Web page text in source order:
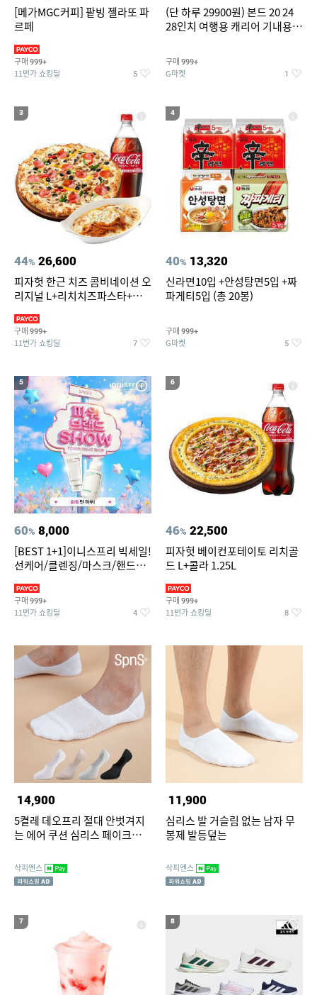
[메가MGC커피] 팥빙 젤라또 파
르페
구매 999+
11번가 쇼킹딜 5
(단 하루 29900원) 본드 20 24
28인치 여행용 캐리어 기내용
(20%쿠폰)
구매 999+
G마켓 1
3
44% 26,600
피자헛 한근 치즈 콤비네이션 오
리지널 L+리치치즈파스타+콜
구매 999+
11번가 쇼킹딜 7
4
40% 13,320
신라면10입 +안성탕면5입 +짜
파게티5입 (총 20봉)
구매 999+
G마켓 5
5
60% 8,000
[BEST 1+1]이니스프리 빅세일!
선케어/클렌징/마스크/핸드크
구매 999+
11번가 쇼킹딜 4
6
46% 22,500
피자헛 베이컨포테이토 리치골
드 L+콜라 1.25L
구매 999+
11번가 쇼킹딜 8
14,900
5켤레 데오프리 절대 안벗겨지
는 에어 쿠션 심리스 페이크삭스
삭피엔스
11,900
심리스 발 거슬림 없는 남자 무
봉제 발등덮는
삭피엔스
7 8